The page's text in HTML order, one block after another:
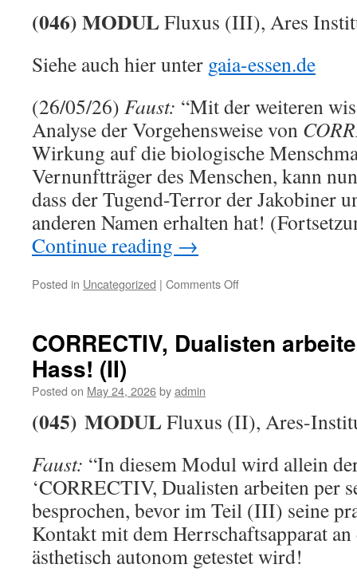
(046) MODULFluxus (III), Ares
Siehe auch hier unter gaia-essen.de
(26/05/26) Faust: “Mit der weiteren
Analyse der Vorgehensweise von
Wirkung auf die biologische
Vernunftträger des Menschen, kann
dass der Tugend-Terror der Jakobiner
anderen Namen erhalten hat!
Continue reading →
Posted in Uncategorized | Comments Offon
per
CORRECTIV, Dualisten
Hass! (II)
Posted on May 24, 2026byadmin
(045) MODULFluxus (II), Ares-
Faust: “In diesem Modul wird allein
‘CORRECTIV, Dualisten arbeiten per
besprochen, bevor im Teil (III) seine
Kontakt mit dem Herrschaftsapparat
ästhetisch autonom getestet wird!